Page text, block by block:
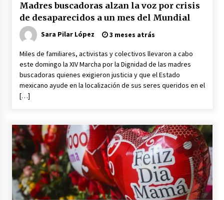
Zar antidrogas de EE.UU.: “vamos por los
políticos mexicanos que protegen al narco”
2 meses atrás
Trump anuncia acuerdo con Irán y el fin de
operaciones militares entre ambos países
2 meses atrás
2 meses atrás
México libraría posible arancel de EE.UU. en
85% de sus exportaciones
2 meses atrás
Madres buscadoras alzan la voz por crisis
de desaparecidos a un mes del Mundial
Sara Pilar López 3 meses atrás
Miles de familiares, activistas y colectivos llevaron a cabo
este domingo la XIV Marcha por la Dignidad de las madres
buscadoras quienes exigieron justicia y que el Estado
mexicano ayude en la localización de sus seres queridos en el
[…]